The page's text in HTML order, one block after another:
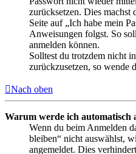
zurücksetzen. Dies
Seite auf „Ich habe mein
Anweisungen folgst. So
anmelden können.
Solltest du trotzdem nicht
zurückzusetzen, so wende
Nach oben
Warum werde ich automatisch
Wenn du beim Anmelden
bleiben“ nicht auswählst,
angemeldet. Dies